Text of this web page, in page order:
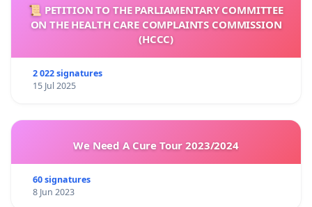
📜 PETITION TO THE PARLIAMENTARY COMMITTEE
ON THE HEALTH CARE COMPLAINTS COMMISSION
(HCCC)
2 022 signatures
15 Jul 2025
We Need A Cure Tour 2023/2024
60 signatures
8 Jun 2023